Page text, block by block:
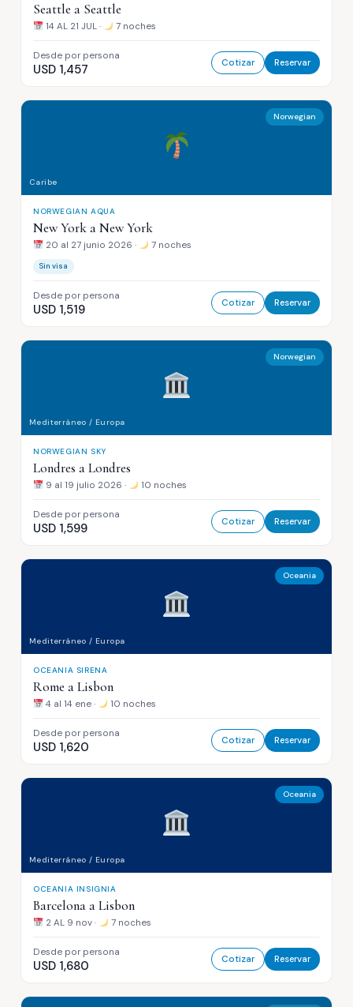
Seattle a Seattle
14 AL 21 JUL · 7 noches
Desde por persona
USD 1,457 Cotizar Reservar
Caribe
Norwegian
NORWEGIAN AQUA
New York a New York
20 al 27 junio 2026 · 7 noches
Sin visa
Desde por persona
USD 1,519 Cotizar Reservar
Mediterráneo / Europa
Norwegian
NORWEGIAN SKY
Londres a Londres
9 al 19 julio 2026 · 10 noches
Desde por persona
USD 1,599 Cotizar Reservar
Mediterráneo / Europa
Oceania
OCEANIA SIRENA
Rome a Lisbon
4 al 14 ene · 10 noches
Desde por persona
USD 1,620 Cotizar Reservar
Mediterráneo / Europa
Oceania
OCEANIA INSIGNIA
Barcelona a Lisbon
2 AL 9 nov · 7 noches
Desde por persona
USD 1,680 Cotizar Reservar